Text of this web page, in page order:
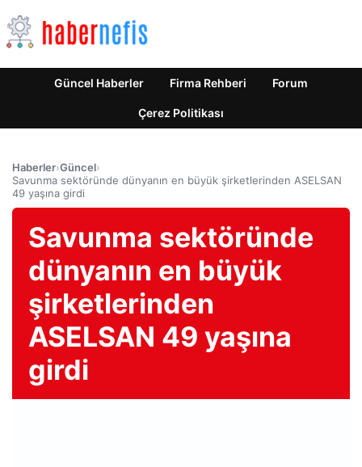
Güncel Haberler Firma Rehberi Forum
Çerez Politikası
Haberler›Güncel›
Savunma sektöründe dünyanın en büyük şirketlerinden ASELSAN
49 yaşına girdi
Savunma sektöründe
dünyanın en büyük
şirketlerinden
ASELSAN 49 yaşına
girdi